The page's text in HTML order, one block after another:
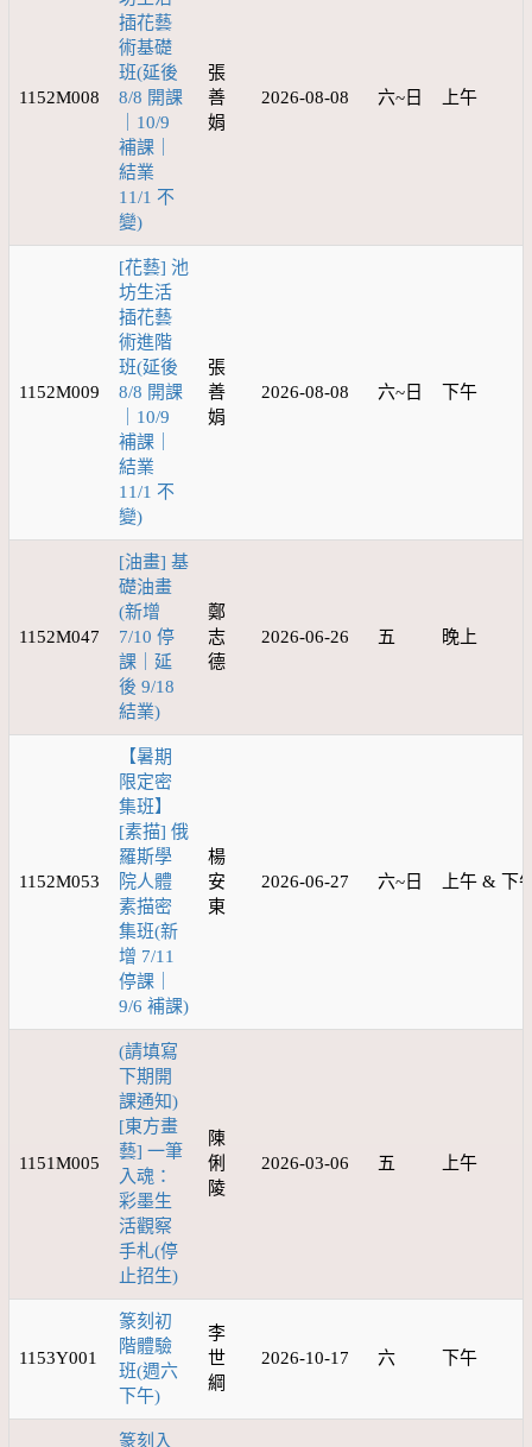
1152M008
插花藝
術基礎
班(延後
8/8 開課
｜10/9
補課｜
結業
11/1 不
變)
張
善
娟
2026-08-08 六~日 上午
1152M009
[花藝] 池
坊生活
插花藝
術進階
班(延後
8/8 開課
｜10/9
補課｜
結業
11/1 不
變)
張
善
娟
2026-08-08 六~日 下午
1152M047
[油畫] 基
礎油畫
(新增
7/10 停
課｜延
後 9/18
結業)
鄭
志
德
2026-06-26 五 晚上
1152M053
【暑期
限定密
集班】
[素描] 俄
羅斯學
院人體
素描密
集班(新
增 7/11
停課｜
9/6 補課)
楊
安
東
2026-06-27 六~日 上午 & 下
1151M005
(請填寫
下期開
課通知)
[東方畫
藝] 一筆
入魂：
彩墨生
活觀察
手札(停
止招生)
陳
俐
陵
2026-03-06 五 上午
1153Y001
篆刻初
階體驗
班(週六
下午)
李
世
綱
2026-10-17 六 下午
篆刻入